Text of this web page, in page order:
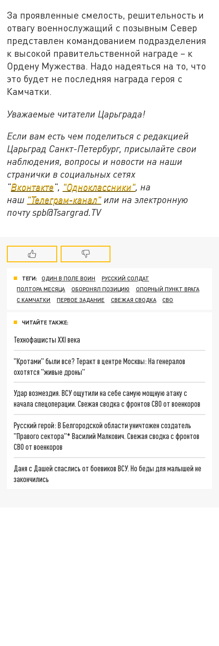
За проявленные смелость, решительность и
отвагу военнослужащий с позывным Север
представлен командованием подразделения
к высокой правительственной награде – к
Ордену Мужества. Надо надеяться на то, что
это будет не последняя награда героя с
Камчатки.
Уважаемые читатели Царьграда!
Если вам есть чем поделиться с редакцией
Царьград Санкт-Петербург, присылайте свои
наблюдения, вопросы и новости на наши
странички в социальных сетях
"Вконтакте", "Одноклассники", на
наш "Телеграм-канал" или на электронную
почту spb@Tsargrad.TV
ТЕГИ: ОДИН В ПОЛЕ ВОИН
РУССКИЙ СОЛДАТ
ПОЛТОРА МЕСЯЦА
ОБОРОНЯЛ ПОЗИЦИЮ
ОПОРНЫЙ ПУНКТ ВРАГА
С КАМЧАТКИ
ПЕРВОЕ ЗАДАНИЕ СВЕЖАЯ СВОДКА СВО
ЧИТАЙТЕ ТАКЖЕ:
Технофашисты XXI века
"Кротами" были все? Теракт в центре Москвы: На генералов
охотятся "живые дроны"
Удар возмездия. ВСУ ощутили на себе самую мощную атаку с
начала спецоперации. Свежая сводка с фронтов СВО от военкоров
Русский герой: В Белгородской области уничтожен создатель
"Правого сектора"* Василий Малкович. Свежая сводка с фронтов
СВО от военкоров
Даня с Дашей спаслись от боевиков ВСУ. Но беды для малышей не
закончились